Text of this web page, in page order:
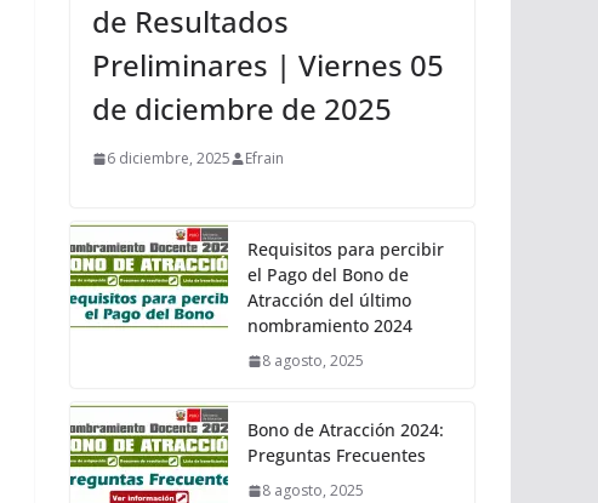
de Resultados
Preliminares | Viernes 05
de diciembre de 2025
6 diciembre, 2025 Efrain
Requisitos para percibir
el Pago del Bono de
Atracción del último
nombramiento 2024
8 agosto, 2025
Bono de Atracción 2024:
Preguntas Frecuentes
8 agosto, 2025